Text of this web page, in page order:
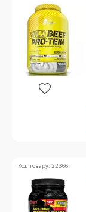
Код товару: 22366